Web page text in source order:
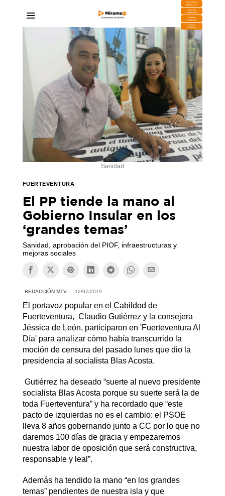
DESCARGA
MIRAPLAY
Buzón de
Sugerencias
Contratar
Publicidad
Contacto
Comercial
Sanidad
FUERTEVENTURA
El PP tiende la mano al
Gobierno Insular en los
‘grandes temas’
Sanidad, aprobación del PIOF, infraestructuras y
mejoras sociales
REDACCIÓN MTV 12/07/2019
El portavoz popular en el Cabildod de
Fuerteventura, Claudio Gutiérrez y la consejera
Jéssica de León, participaron en 'Fuerteventura Al
Día' para analizar cómo había transcurrido la
moción de censura del pasado lunes que dio la
presidencia al socialista Blas Acosta.
Gutiérrez ha deseado “suerte al nuevo presidente
socialista Blas Acosta porque su suerte será la de
toda Fuerteventura” y ha recordado que “este
pacto de izquierdas no es el cambio: el PSOE
lleva 8 años gobernando junto a CC por lo que no
daremos 100 días de gracia y empezaremos
nuestra labor de oposición que será constructiva,
responsable y leal”.
Además ha tendido la mano “en los grandes
temas” pendientes de nuestra isla y que